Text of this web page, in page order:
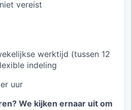
vereist
werktijd (tussen 12
indeling
uur
We kijken ernaar uit om